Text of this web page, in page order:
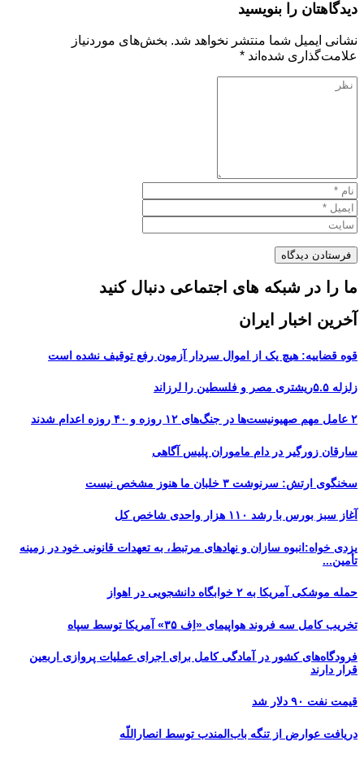
دیدگاهتان را بنویسید
نشانی ایمیل شما منتشر نخواهد شد. بخش‌های موردنیاز
علامت‌گذاری شده‌اند *
ما را در شبکه های اجتماعی دنبال کنید
آخرین اخبار ایران
قوه قضاییه: هیچ یک از اموال سردار آزمون رفع توقیف نشده است
زلزله ۵.۵ریشتری مصر و فلسطین را لرزاند
۲ عامل مهم صهیونیست‌ها در جنگ‌های ۱۲ روزه و ۴۰ روزه اعدام شدند
سارقان زورگیر در دام ماموران پلیس آگاهی
سخنگوی ارتش: سرنوشت ۳ خلبان ما هنوز مشخص نیست
آغاز سبز بورس با رشد ۱۱۰ هزار واحدی شاخص کل
یزدی خواه:انبوه سازان و نهادهای مرتبط، به تعهدات قانونی خود در زمینه
تأمین...
حمله موشکی آمریکا به ۲ خوابگاه دانشجویی در اهواز
تخریب کامل سه فروند هواپیمای «اِف ۳۵» آمریکا توسط سپاه
فرودگاه‌های کشور در آمادگی کامل برای اجرای عملیات پروازی اربعین
قرار دارند
قیمت نفت ۹۰ دلار شد
دریافت عوارض از تنگه باب‌المندب توسط انصاراللّه